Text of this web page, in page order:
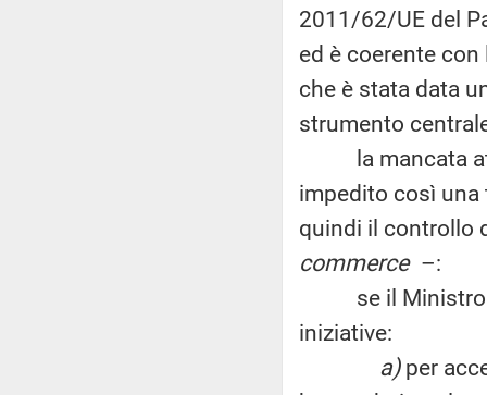
2011/62/UE del
ed è coerente
che è stata data
strumento
la mancata
impedito così
quindi il controllo
commerce–:
se il Ministro
iniziative:
a)per